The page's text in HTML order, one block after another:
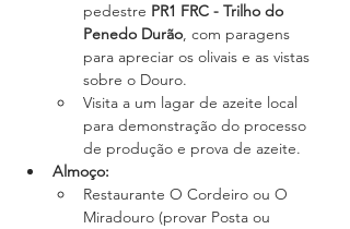
pedestre PR1 FRC - Trilho do
Penedo Durão, com paragens
para apreciar os olivais e as vistas
sobre o Douro.
Visita a um lagar de azeite local
para demonstração do processo
de produção e prova de azeite.
Almoço:
Restaurante O Cordeiro ou O
Miradouro (provar Posta ou